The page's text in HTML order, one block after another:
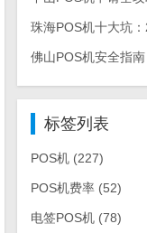
珠海POS机十大坑
标签列表
POS机(227)
POS机费率(52)
电签POS机(78)